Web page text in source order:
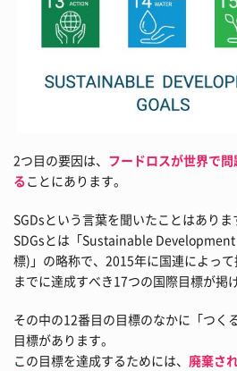
2つ目の要因は、 フードロスが世界で
ることにあります。
SGDsという言葉を聞いたことはありま
SDGsとは「Sustainable
標)」の略称で、2015年に国連によっ
までに達成すべき17つの国際目標が掲
その中の12番目の目標のなかに「つく
目標があります。
この目標を達成するためには、 廃棄さ